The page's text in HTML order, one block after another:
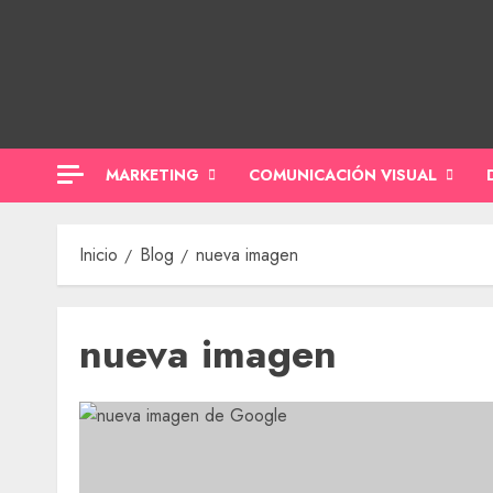
MARKETING COMUNICACIÓN VISUAL
Inicio Blog nueva imagen
nueva imagen